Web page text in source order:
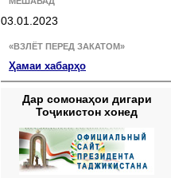
03.01.2023
«ВЗЛЁТ ПЕРЕД ЗАКАТОМ»
Ҳамаи хабарҳо
Дар сомонаҳои дигари
Тоҷикистон хонед